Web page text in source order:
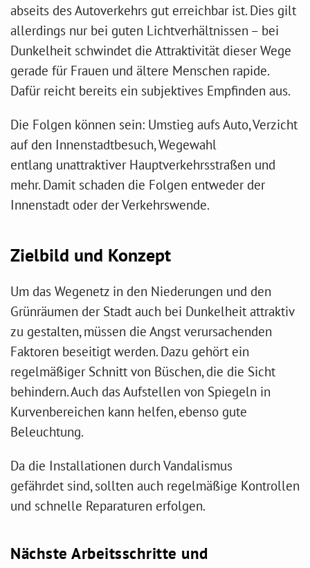
abseits des Autoverkehrs gut erreichbar ist. Dies gilt
allerdings nur bei guten Lichtverhältnissen – bei
Dunkelheit schwindet die Attraktivität dieser Wege
gerade für Frauen und ältere Menschen rapide.
Dafür reicht bereits ein subjektives Empfinden aus.
Die Folgen können sein: Umstieg aufs Auto, Verzicht
auf den Innenstadtbesuch, Wegewahl
entlang unattraktiver Hauptverkehrsstraßen und
mehr. Damit schaden die Folgen entweder der
Innenstadt oder der Verkehrswende.
Zielbild und Konzept
Um das Wegenetz in den Niederungen und den
Grünräumen der Stadt auch bei Dunkelheit attraktiv
zu gestalten, müssen die Angst verursachenden
Faktoren beseitigt werden. Dazu gehört ein
regelmäßiger Schnitt von Büschen, die die Sicht
behindern. Auch das Aufstellen von Spiegeln in
Kurvenbereichen kann helfen, ebenso gute
Beleuchtung.
Da die Installationen durch Vandalismus
gefährdet sind, sollten auch regelmäßige Kontrollen
und schnelle Reparaturen erfolgen.
Nächste Arbeitsschritte und